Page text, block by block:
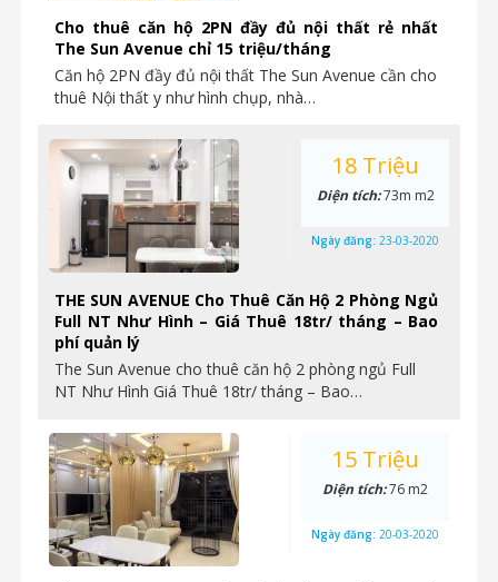
Cho thuê căn hộ 2PN đầy đủ nội thất rẻ nhất
The Sun Avenue chỉ 15 triệu/tháng
Căn hộ 2PN đầy đủ nội thất The Sun Avenue cần cho
thuê Nội thất y như hình chụp, nhà…
THE SUN AVENUE Cho Thuê Căn Hộ 2 Phòng Ngủ
Full NT Như Hình – Giá Thuê 18tr/ tháng – Bao
phí quản lý
The Sun Avenue cho thuê căn hộ 2 phòng ngủ Full
NT Như Hình Giá Thuê 18tr/ tháng – Bao…
18 Triệu
Diện tích:73m m2
Ngày đăng: 23-03-2020
15 Triệu
Diện tích:76 m2
Ngày đăng: 20-03-2020